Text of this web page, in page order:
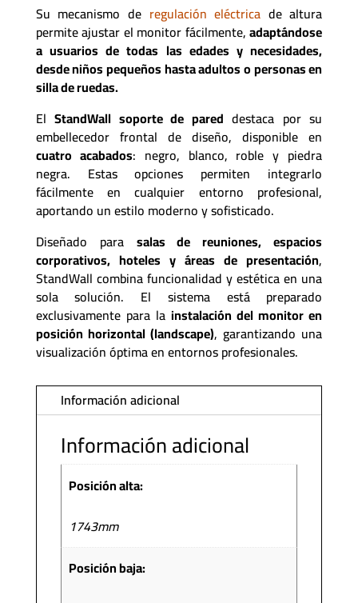
Su mecanismo de regulación eléctrica de altura
permite ajustar el monitor fácilmente,adaptándose
a usuarios de todas las edades y necesidades,
desde niños pequeños hasta adultos o personas en
silla de ruedas.
ElStandWall soporte de pared destaca por su
embellecedor frontal de diseño, disponible en
cuatro acabados: negro, blanco, roble y piedra
negra. Estas opciones permiten integrarlo
fácilmente en cualquier entorno profesional,
aportando un estilo moderno y sofisticado.
Diseñado para salas de reuniones, espacios
corporativos, hoteles y áreas de presentación,
StandWall combina funcionalidad y estética en una
sola solución. El sistema está preparado
exclusivamente para la instalación del monitor en
posición horizontal (landscape), garantizando una
visualización óptima en entornos profesionales.
Información adicional
Información adicional
Posición alta:
1743mm
Posición baja: